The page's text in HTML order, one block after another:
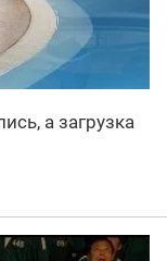
а загрузка